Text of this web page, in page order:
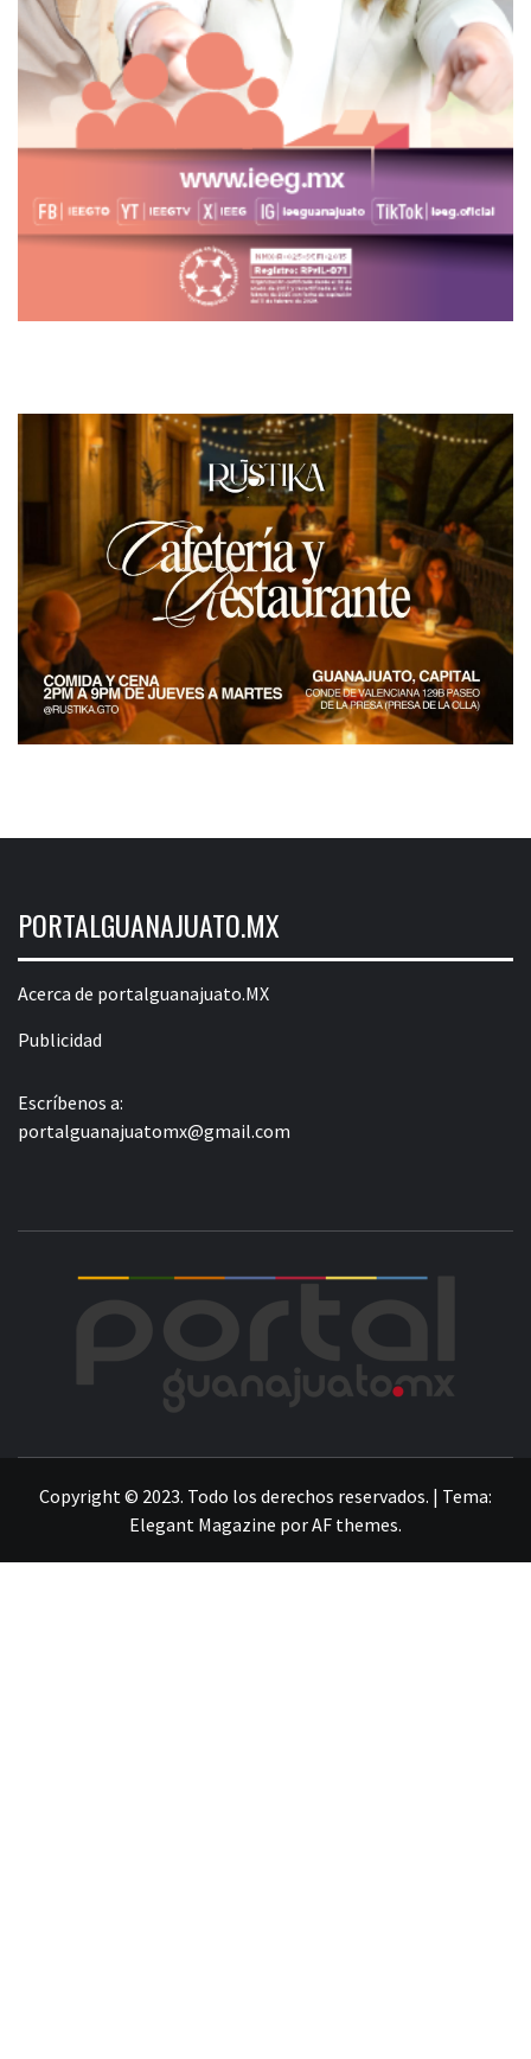
PORTALGUANAJUATO.MX
Acerca de portalguanajuato.MX
Publicidad
Escríbenos a:
portalguanajuatomx@gmail.com
Copyright © 2023. Todo los derechos reservados. | Tema:
Elegant Magazine porAF themes.